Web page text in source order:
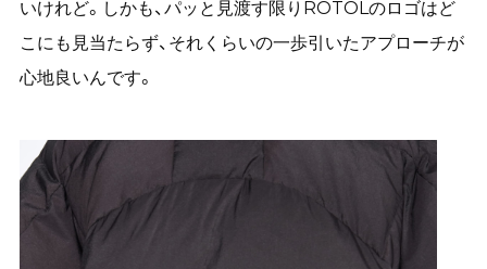
いけれど。 しかも、パッと見渡す限りROTOLのロゴはど
こにも見当たらず、それくらいの一歩引いたアプローチが
心地良いんです。